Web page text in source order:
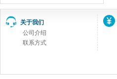
关于我们
公司介绍
联系方式